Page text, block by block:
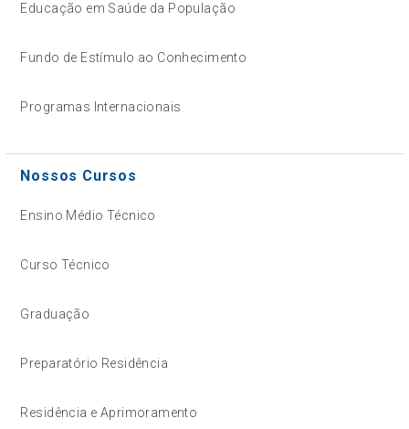
Educação em Saúde da População
Fundo de Estímulo ao Conhecimento
Programas Internacionais
Nossos Cursos
Ensino Médio Técnico
Curso Técnico
Graduação
Preparatório Residência
Residência e Aprimoramento